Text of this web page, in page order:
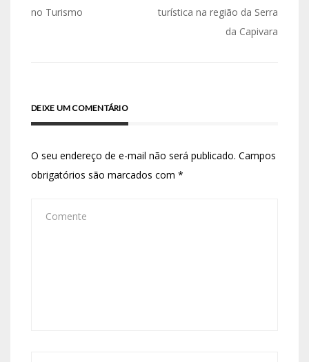
no Turismo
turística na região da Serra
da Capivara
DEIXE UM COMENTÁRIO
O seu endereço de e-mail não será publicado. Campos
obrigatórios são marcados com *